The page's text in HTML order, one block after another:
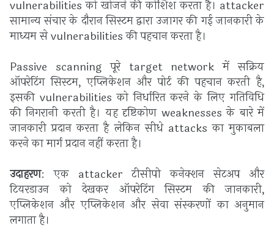
vulnerabilities को खोजने की कोशिश करता है। attacker
सामान्य संचार के दौरान सिस्टम द्वारा उजागर की गई जानकारी के
माध्यम से vulnerabilities की पहचान करता है।
Passive scanning पूरे target network में सक्रिय
ऑपरेटिंग सिस्टम, एप्लिकेशन और पोर्ट की पहचान करती है,
इसकी vulnerabilities को निर्धारित करने के लिए गतिविधि
की निगरानी करती है। यह दृष्टिकोण weaknesses के बारे में
जानकारी प्रदान करता है लेकिन सीधे attacks का मुकाबला
करने का मार्ग प्रदान नहीं करता है।
उदाहरण: एक attacker टीसीपी कनेक्शन सेटअप और
टियरडाउन को देखकर ऑपरेटिंग सिस्टम की जानकारी,
एप्लिकेशन और एप्लिकेशन और सेवा संस्करणों का अनुमान
लगाता है।